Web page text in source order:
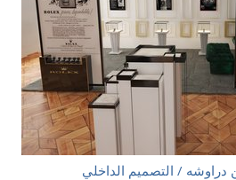
دراوشه / التصميم الداخلي